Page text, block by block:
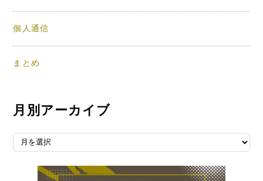
個人通信
まとめ
月別アーカイブ
月別アーカイブ